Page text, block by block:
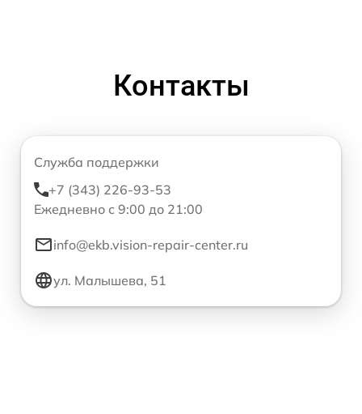
Контакты
Служба поддержки
+7 (343) 226-93-53
Ежедневно с 9:00 до 21:00
info@ekb.vision-repair-center.ru
ул. Малышева, 51